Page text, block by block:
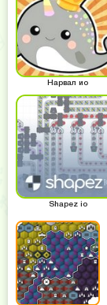
Нарвал ио
Shapez io